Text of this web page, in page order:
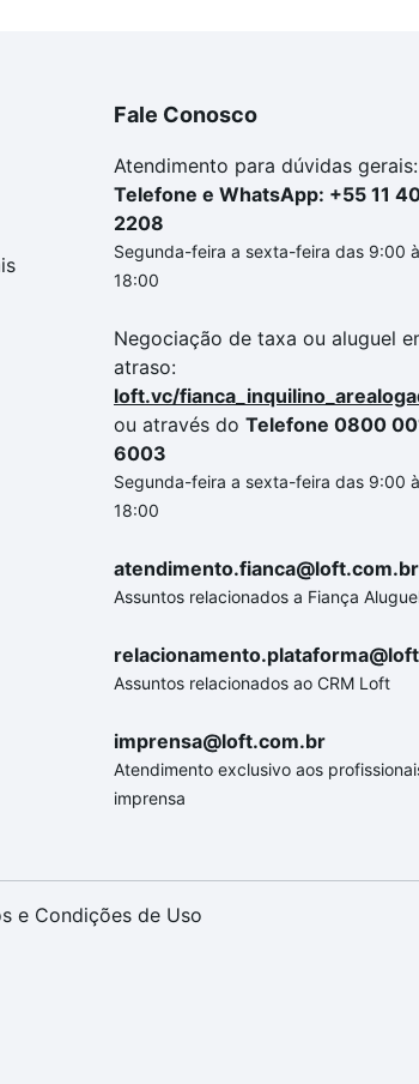
Fale Conosco
Atendimento para dúvidas gerais:
Telefone e WhatsApp: +55 11
2208
Segunda-feira a sexta-feira das 9:00
18:00
Negociação de taxa ou aluguel
atraso:
loft.vc/
ou através do Telefone 0800
6003
Segunda-feira a sexta-feira das 9:00
18:00
atendimento.fianca@loft.com.br
Assuntos relacionados a Fiança
Assuntos relacionados ao CRM Loft
imprensa@loft.com.br
Atendimento exclusivo aos
imprensa
e Condições de Uso